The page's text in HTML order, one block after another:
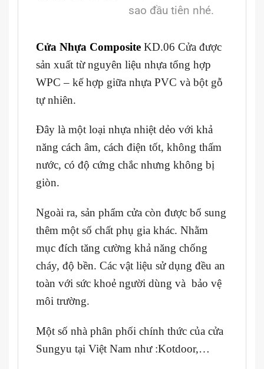
sao đầu tiên nhé.
Cửa Nhựa Composite KD.06 Cửa được
sản xuất từ nguyên liệu nhựa tổng hợp
WPC – kế hợp giữa nhựa PVC và bột gỗ
tự nhiên.
Đây là một loại nhựa nhiệt dẻo với khả
năng cách âm, cách điện tốt, không thấm
nước, có độ cứng chắc nhưng không bị
giòn.
Ngoài ra, sản phẩm cửa còn được bổ sung
thêm một số chất phụ gia khác. Nhằm
mục đích tăng cường khả năng chống
cháy, độ bền. Các vật liệu sử dụng đều an
toàn với sức khoẻ người dùng và bảo vệ
môi trường.
Một số nhà phân phối chính thức của cửa
Sungyu tại Việt Nam như :Kotdoor,…